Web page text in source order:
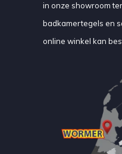
in onze showroom
badkamertegels en
online winkel kan